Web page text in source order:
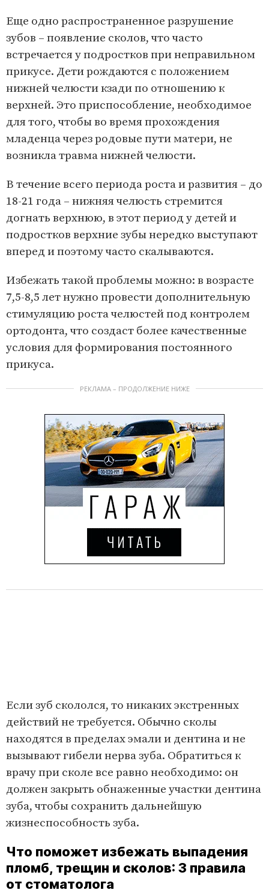
Еще одно распространенное разрушение
зубов – появление сколов, что часто
встречается у подростков при неправильном
прикусе. Дети рождаются с положением
нижней челюсти кзади по отношению к
верхней. Это приспособление, необходимое
для того, чтобы во время прохождения
младенца через родовые пути матери, не
возникла травма нижней челюсти.
В течение всего периода роста и развития – до
18-21 года – нижняя челюсть стремится
догнать верхнюю, в этот период у детей и
подростков верхние зубы нередко выступают
вперед и поэтому часто скалываются.
Избежать такой проблемы можно: в возрасте
7,5-8,5 лет нужно провести дополнительную
стимуляцию роста челюстей под контролем
ортодонта, что создаст более качественные
условия для формирования постоянного
прикуса.
РЕКЛАМА – ПРОДОЛЖЕНИЕ НИЖЕ
Если зуб скололся, то никаких экстренных
действий не требуется. Обычно сколы
находятся в пределах эмали и дентина и не
вызывают гибели нерва зуба. Обратиться к
врачу при сколе все равно необходимо: он
должен закрыть обнаженные участки дентина
зуба, чтобы сохранить дальнейшую
жизнеспособность зуба.
Что поможет избежать выпадения
пломб, трещин и сколов: 3 правила
от стоматолога